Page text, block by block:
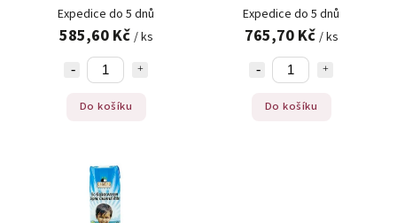
Expedice do 5 dnů
585,60 Kč / ks
Do košíku
Expedice do 5 dnů
765,70 Kč / ks
Do košíku